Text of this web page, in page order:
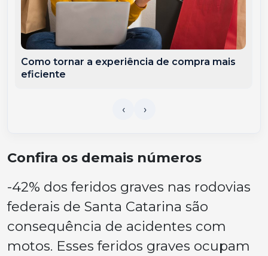
Como tornar a experiência de compra mais
eficiente
Confira os demais números
-42% dos feridos graves nas rodovias
federais de Santa Catarina são
consequência de acidentes com
motos. Esses feridos graves ocupam